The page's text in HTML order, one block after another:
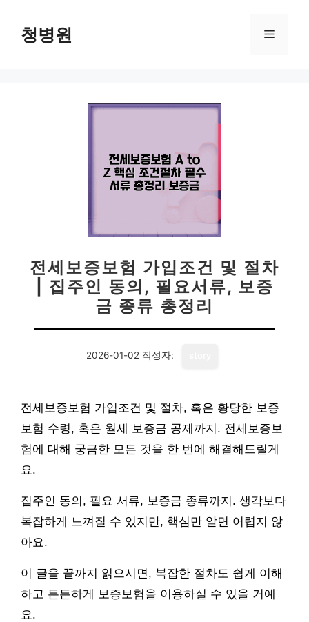
청병원 메
전세보증보험 가입조건 및 절차
| 집주인 동의, 필요서류, 보증
금 종류 총정리
2026-01-02 작성자:
전세보증보험 가입조건 및 절차, 혹은 황당한 보증
보험 수령, 혹은 월세 보증금 공제까지. 전세보증보
험에 대해 궁금한 모든 것을 한 번에 해결해드릴게
요.
집주인 동의, 필요 서류, 보증금 종류까지. 생각보다
복잡하게 느껴질 수 있지만, 핵심만 알면 어렵지 않
아요.
이 글을 끝까지 읽으시면, 복잡한 절차도 쉽게 이해
하고 든든하게 보증보험을 이용하실 수 있을 거예
요.